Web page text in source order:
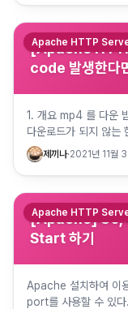
[Apache
code 발생한다
Apache HTTP
1. 개요 mp4 를 다운
다운로드가 되지 않
이란? 416 Range
제끼나·2021년 11월 3
[Apache]
Start 하기
Apache HTTP
Apache 설치하여 이
port를 사용할 수 있